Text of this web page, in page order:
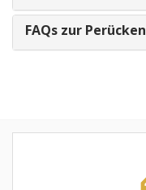
FAQs zur Perücken